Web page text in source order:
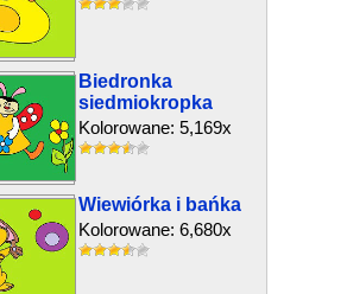
Biedronka
siedmiokropka
Kolorowane: 5,169x
Wiewiórka i bańka
Kolorowane: 6,680x